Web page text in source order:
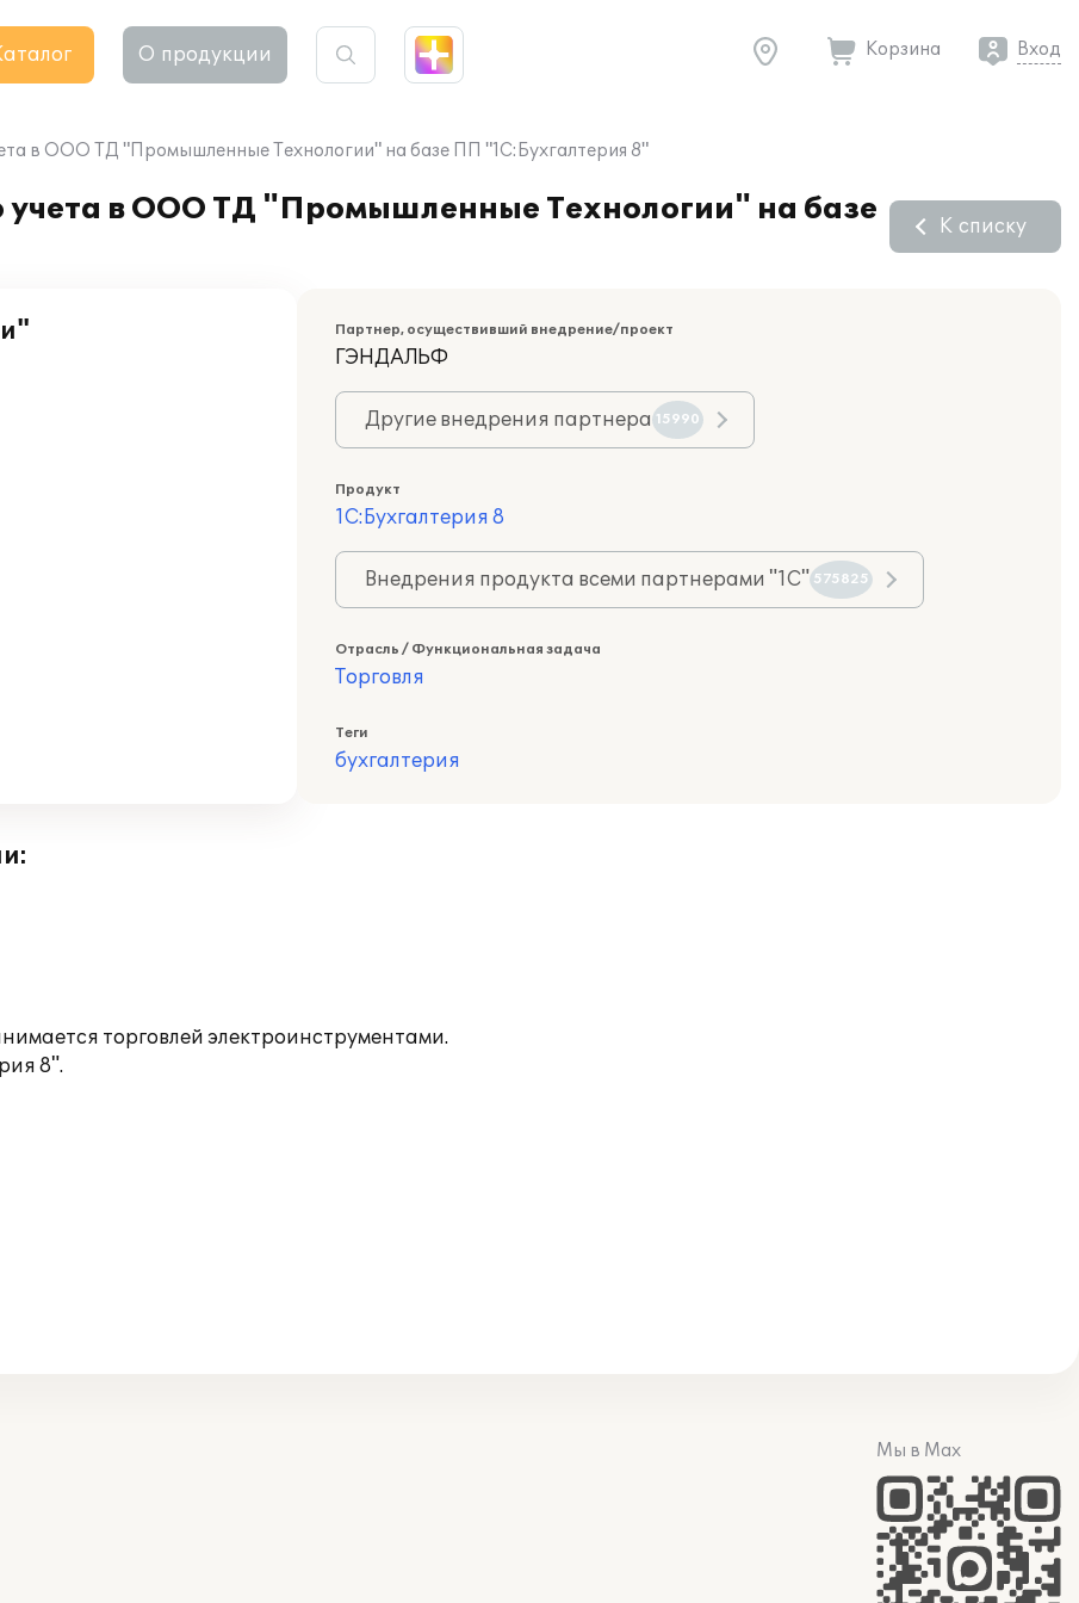
О продукции Корзина Вход
в ООО ТД "Промышленные Технологии" на базе ПП "1С:Бухгалтерия 8"
учета в ООО ТД "Промышленные Технологии" на базе
К списку
Партнер, осуществивший внедрение/проект
ГЭНДАЛЬФ
Другие внедрения партнера 15990
Продукт
1С:Бухгалтерия 8
Внедрения продукта всеми партнерами "1С" 575825
Отрасль / Функциональная задача
Торговля
Теги
бухгалтерия
торговлей электроинструментами.
8".
Мы в Max